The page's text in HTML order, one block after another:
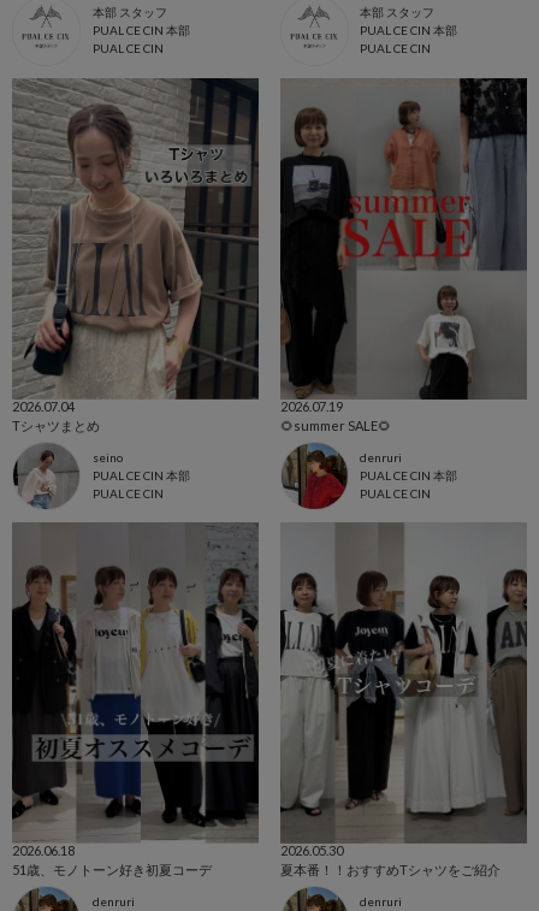
本部 スタッフ
PUAL CE CIN 本部
PUAL CE CIN
本部 スタッフ
PUAL CE CIN 本部
PUAL CE CIN
2026.07.04
Tシャツまとめ
seino
PUAL CE CIN 本部
PUAL CE CIN
2026.07.19
🌻summer SALE🌻
denruri
PUAL CE CIN 本部
PUAL CE CIN
2026.06.18
51歳、モノトーン好き初夏コーデ
denruri
2026.05.30
夏本番！！おすすめTシャツをご紹介
denruri